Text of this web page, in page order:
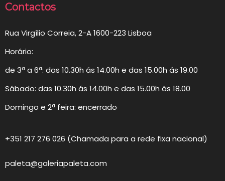
Contactos
Rua Virgílio Correia, 2-A 1600-223 Lisboa
Horário:
de 3ª a 6ª: das 10.30h ás 14.00h e das 15.00h ás 19.00
Sábado: das 10.30h ás 14.00h e das 15.00h ás 18.00
Domingo e 2ª feira: encerrado
+351 217 276 026 (Chamada para a rede fixa nacional)
paleta@galeriapaleta.com